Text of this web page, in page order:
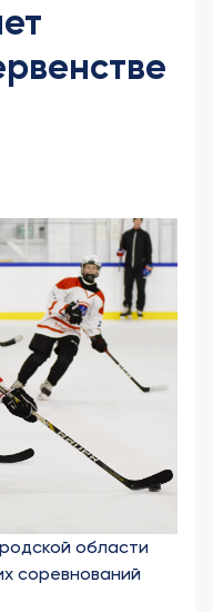
области
соревнований